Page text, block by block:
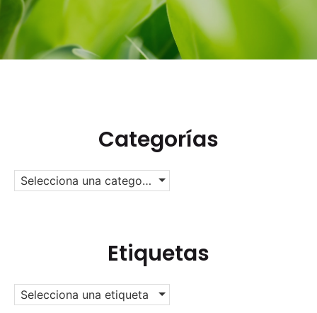
Categorías
Selecciona una categoría
Etiquetas
Selecciona una etiqueta